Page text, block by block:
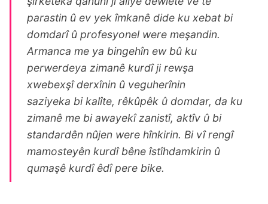
parastin û ev yek îmkanê dide ku xebat bi
domdarî û profesyonel were meşandin.
Armanca me ya bingehîn ew bû ku
perwerdeya zimanê kurdî ji rewşa
xwebexşî derxînin û veguherînin
saziyeka bi kalîte, rêkûpêk û domdar, da ku
zimanê me bi awayekî zanistî, aktîv û bi
standardên nûjen were hînkirin. Bi vî rengî
mamosteyên kurdî bêne îstîhdamkirin û
qumaşê kurdî êdî pere bike.